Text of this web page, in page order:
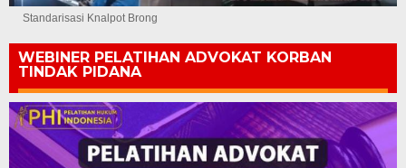
Standarisasi Knalpot Brong
WEBINER PELATIHAN ADVOKAT KORBAN
TINDAK PIDANA